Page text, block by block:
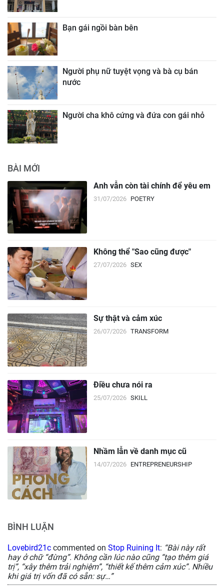
Bạn gái ngồi bàn bên
Người phụ nữ tuyệt vọng và bà cụ bán
nước
Người cha khô cứng và đứa con gái nhỏ
BÀI MỚI
Anh vẫn còn tài chính để yêu em
31/07/2026 POETRY
Không thể "Sao cũng được"
27/07/2026 SEX
Sự thật và cảm xúc
26/07/2026 TRANSFORM
Điều chưa nói ra
25/07/2026 SKILL
Nhầm lẫn về danh mục cũ
14/07/2026 ENTREPRENEURSHIP
BÌNH LUẬN
Lovebird21c commented on Stop Ruining It: “Bài này rất
hay ở chữ “đừng”. Không cần lúc nào cũng “tạo thêm giá
trị”, “xây thêm trải nghiệm”, “thiết kế thêm cảm xúc”. Nhiều
khi giá trị vốn đã có sẵn: sự…”